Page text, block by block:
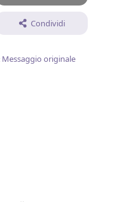
Condividi
Messaggio originale